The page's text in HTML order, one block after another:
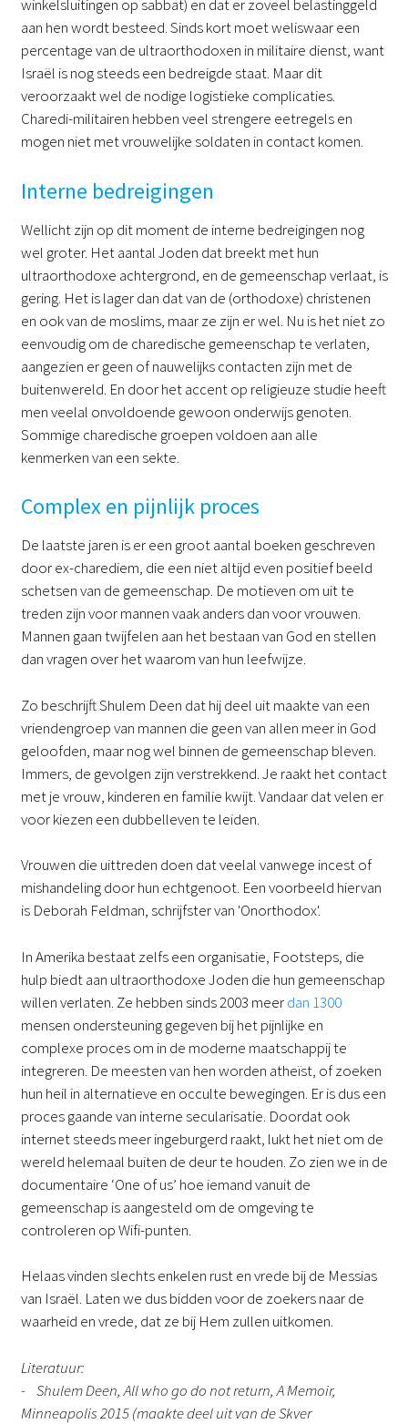
winkelsluitingen op sabbat) en dat er zoveel belastinggeld
aan hen wordt besteed. Sinds kort moet weliswaar een
percentage van de ultraorthodoxen in militaire dienst, want
Israël is nog steeds een bedreigde staat. Maar dit
veroorzaakt wel de nodige logistieke complicaties.
Charedi-militairen hebben veel strengere eetregels en
mogen niet met vrouwelijke soldaten in contact komen.
Interne bedreigingen
Wellicht zijn op dit moment de interne bedreigingen nog
wel groter. Het aantal Joden dat breekt met hun
ultraorthodoxe achtergrond, en de gemeenschap verlaat, is
gering. Het is lager dan dat van de (orthodoxe) christenen
en ook van de moslims, maar ze zijn er wel. Nu is het niet zo
eenvoudig om de charedische gemeenschap te verlaten,
aangezien er geen of nauwelijks contacten zijn met de
buitenwereld. En door het accent op religieuze studie heeft
men veelal onvoldoende gewoon onderwijs genoten.
Sommige charedische groepen voldoen aan alle
kenmerken van een sekte.
Complex en pijnlijk proces
De laatste jaren is er een groot aantal boeken geschreven
door ex-charediem, die een niet altijd even positief beeld
schetsen van de gemeenschap. De motieven om uit te
treden zijn voor mannen vaak anders dan voor vrouwen.
Mannen gaan twijfelen aan het bestaan van God en stellen
dan vragen over het waarom van hun leefwijze.
Zo beschrijft Shulem Deen dat hij deel uit maakte van een
vriendengroep van mannen die geen van allen meer in God
geloofden, maar nog wel binnen de gemeenschap bleven.
Immers, de gevolgen zijn verstrekkend. Je raakt het contact
met je vrouw, kinderen en familie kwijt. Vandaar dat velen er
voor kiezen een dubbelleven te leiden.
Vrouwen die uittreden doen dat veelal vanwege incest of
mishandeling door hun echtgenoot. Een voorbeeld hiervan
is Deborah Feldman, schrijfster van 'Onorthodox'.
In Amerika bestaat zelfs een organisatie, Footsteps, die
hulp biedt aan ultraorthodoxe Joden die hun gemeenschap
willen verlaten. Ze hebben sinds 2003 meerdan 1300
mensen ondersteuning gegeven bij het pijnlijke en
complexe proces om in de moderne maatschappij te
integreren. De meesten van hen worden atheïst, of zoeken
hun heil in alternatieve en occulte bewegingen. Er is dus een
proces gaande van interne secularisatie. Doordat ook
internet steeds meer ingeburgerd raakt, lukt het niet om de
wereld helemaal buiten de deur te houden. Zo zien we in de
documentaire ‘One of us’ hoe iemand vanuit de
gemeenschap is aangesteld om de omgeving te
controleren op Wifi-punten.
Helaas vinden slechts enkelen rust en vrede bij de Messias
van Israël. Laten we dus bidden voor de zoekers naar de
waarheid en vrede, dat ze bij Hem zullen uitkomen.
Literatuur:
- Shulem Deen, All who go do not return, A Memoir,
Minneapolis 2015 (maakte deel uit van de Skver